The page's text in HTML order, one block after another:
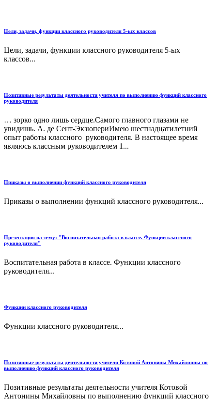
Цели, задачи, функции классного руководителя 5-ых классов
Цели, задачи, функции классного руководителя 5-ых
классов...
Позитивные результаты деятельности учителя по выполнению функций классного
руководителя
… зорко одно лишь сердце.Самого главного глазами не
увидишь. А. де Сент-ЭкзюпериИмею шестнадцатилетний
опыт работы классного руководителя. В настоящее время
являюсь классным руководителем 1...
Приказы о выполнении функций классного руководителя
Приказы о выполнении функций классного руководителя...
Презентация на тему: "Воспитательная работа в классе. Функции классного
руководителя"
Воспитательная работа в классе. Функции классного
руководителя...
Функции классного руководителя
Функции классного руководителя...
Позитивные результаты деятельности учителя Котовой Антонины Михайловны по
выполнению функций классного руководителя
Позитивные результаты деятельности учителя Котовой
Антонины Михайловны по выполнению функций классного